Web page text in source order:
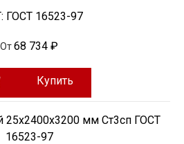
ГОСТ 16523-97
От68 734 ₽
Купить
25х2400х3200 мм Ст3сп ГОСТ
16523-97